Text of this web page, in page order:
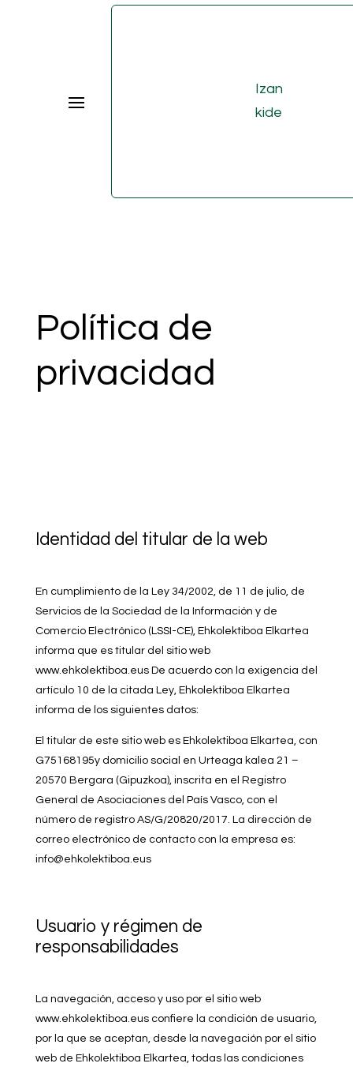
Izan
kide
Política de
privacidad
Identidad del titular de la web
En cumplimiento de la Ley 34/2002, de 11 de julio, de
Servicios de la Sociedad de la Información y de
Comercio Electrónico (LSSI-CE), Ehkolektiboa Elkartea
informa que es titular del sitio web
www.ehkolektiboa.eus De acuerdo con la exigencia del
artículo 10 de la citada Ley, Ehkolektiboa Elkartea
informa de los siguientes datos:
El titular de este sitio web es Ehkolektiboa Elkartea, con
G75168195y domicilio social en Urteaga kalea 21 –
20570 Bergara (Gipuzkoa), inscrita en el Registro
General de Asociaciones del País Vasco, con el
número de registro AS/G/20820/2017. La dirección de
correo electrónico de contacto con la empresa es:
info@ehkolektiboa.eus
Usuario y régimen de
responsabilidades
La navegación, acceso y uso por el sitio web
www.ehkolektiboa.eus confiere la condición de usuario,
por la que se aceptan, desde la navegación por el sitio
web de Ehkolektiboa Elkartea, todas las condiciones